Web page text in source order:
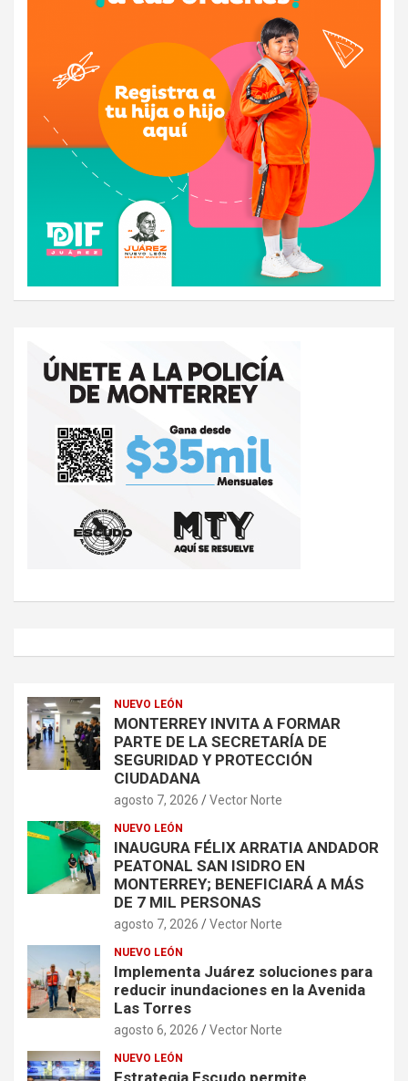
NUEVO LEÓN
MONTERREY INVITA A FORMAR
PARTE DE LA SECRETARÍA DE
SEGURIDAD Y PROTECCIÓN
CIUDADANA
agosto 7, 2026 Vector Norte
NUEVO LEÓN
INAUGURA FÉLIX ARRATIA ANDADOR
PEATONAL SAN ISIDRO EN
MONTERREY; BENEFICIARÁ A MÁS
DE 7 MIL PERSONAS
agosto 7, 2026 Vector Norte
NUEVO LEÓN
Implementa Juárez soluciones para
reducir inundaciones en la Avenida
Las Torres
agosto 6, 2026 Vector Norte
NUEVO LEÓN
Estrategia Escudo permite